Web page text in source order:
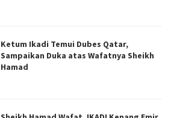
Ketum Ikadi Temui Dubes Qatar,
Sampaikan Duka atas Wafatnya Sheikh
Hamad